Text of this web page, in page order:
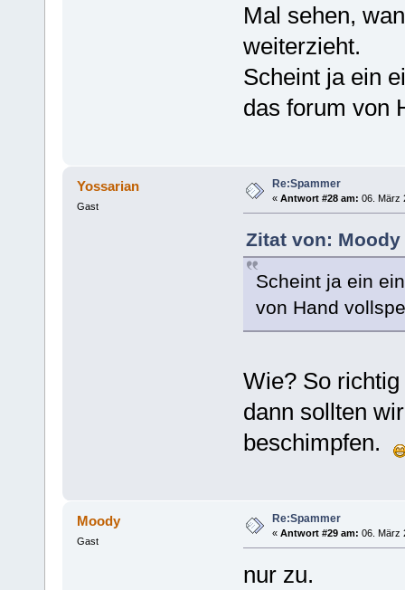
Mal sehen,
weiterzieht.
Scheint ja ein
das forum von
Yossarian
Gast
Re:Spammer
« Antwort #28 am: 06. März
Zitat von: Moody
Scheint ja ein
von Hand
Wie? So
dann sollten
beschimpfen.
Moody
Gast
Re:Spammer
« Antwort #29 am: 06. März
nur zu.